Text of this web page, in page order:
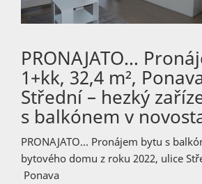
PRONAJATO…
1+kk, 32,4 m²,
Střední – hezký
s balkónem v
PRONAJATO… Pronájem bytu s
bytového domu z roku 2022, ulice
Ponava